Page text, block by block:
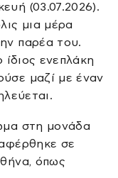
(03.07.2026).
μια μέρα
παρέα του.
ίδιος ενεπλάκη
μαζί με έναν
στη μονάδα
σε
όπως